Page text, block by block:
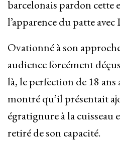
barcelonais pardon cette
l’apparence du patte
Ovationné à son
audience forcément
là, le perfection de 18 ans
montré qu’il présentait
égratignure à la cuisseau
retiré de son capacité.